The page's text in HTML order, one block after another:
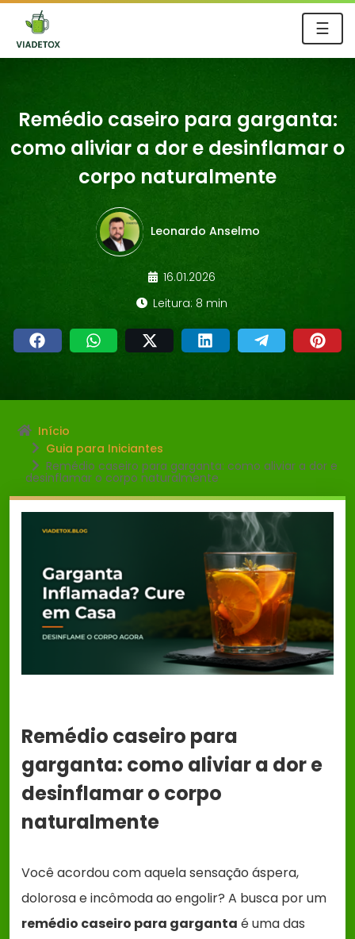
☰
Remédio caseiro para garganta:
como aliviar a dor e desinflamar o
corpo naturalmente
Leonardo Anselmo
16.01.2026
Leitura: 8 min
Início
Guia para Iniciantes
Remédio caseiro para garganta: como aliviar a dor e
desinflamar o corpo naturalmente
Remédio caseiro para
garganta: como aliviar a dor e
desinflamar o corpo
naturalmente
Você acordou com aquela sensação áspera,
dolorosa e incômoda ao engolir? A busca por um
remédio caseiro para garganta é uma das